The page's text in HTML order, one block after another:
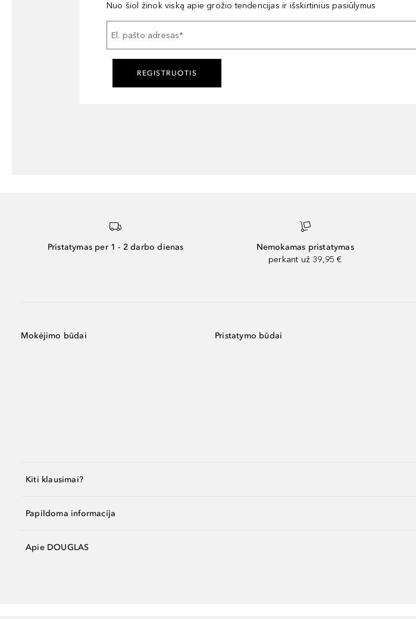
Nuo šiol žinok viską apie grožio tendencijas ir išskirtinius pasiūlymus
El. pašto adresas*
REGISTRUOTIS
Pristatymas per 1 - 2 darbo dienas
Nemokamas pristatymas
perkant už 39,95 €
Mokėjimo būdai Pristatymo būdai
Kiti klausimai?
Papildoma informacija
Apie DOUGLAS